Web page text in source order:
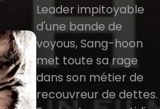
Leader impitoyable
d'une bande de
voyous, Sang-hoon
met toute sa rage
dans son métier de
recouvreur de dettes.